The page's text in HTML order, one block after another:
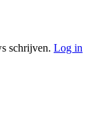
schrijven. Log in